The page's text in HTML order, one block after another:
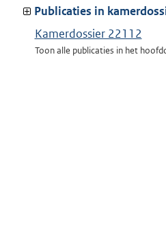
van:
Publicaties in
Kamerdossier 22112
Toon alle publicaties in het